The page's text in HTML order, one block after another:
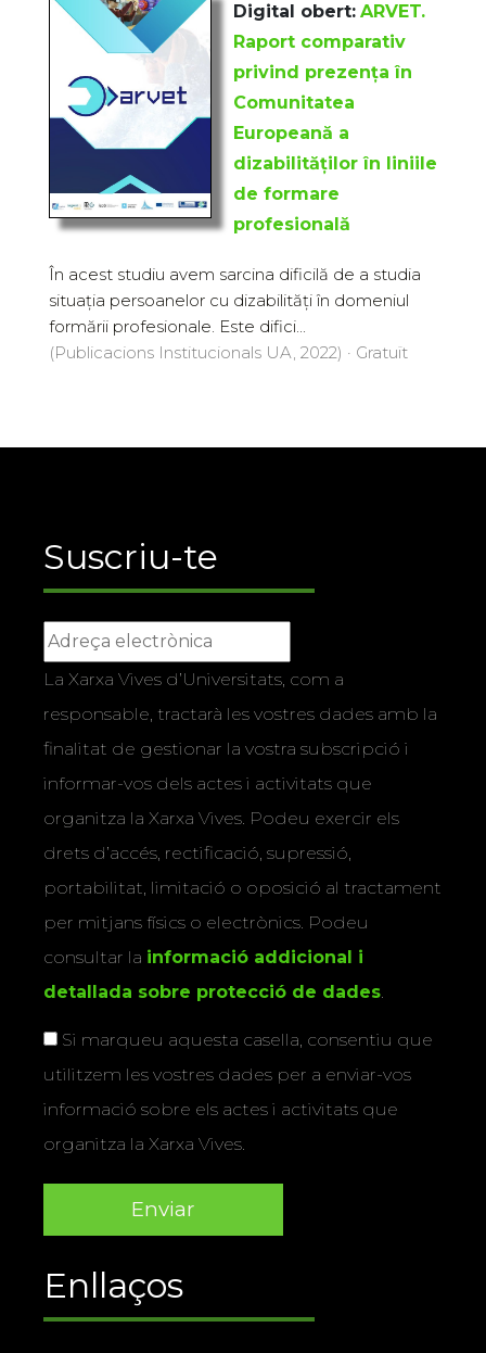
Digital obert: ARVET.
Raport comparativ
privind prezența în
Comunitatea
Europeană a
dizabilităților în liniile
de formare
profesională
În acest studiu avem sarcina dificilă de a studia
situația persoanelor cu dizabilități în domeniul
formării profesionale. Este difici...
(Publicacions Institucionals UA, 2022) · Gratuït
Suscriu-te
La Xarxa Vives d’Universitats, com a
responsable, tractarà les vostres dades amb la
finalitat de gestionar la vostra subscripció i
informar-vos dels actes i activitats que
organitza la Xarxa Vives. Podeu exercir els
drets d’accés, rectificació, supressió,
portabilitat, limitació o oposició al tractament
per mitjans físics o electrònics. Podeu
consultar la informació addicional i
detallada sobre protecció de dades.
Si marqueu aquesta casella, consentiu que
utilitzem les vostres dades per a enviar-vos
informació sobre els actes i activitats que
organitza la Xarxa Vives.
Enllaços